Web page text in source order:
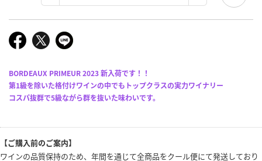
BORDEAUX PRIMEUR 2023 新入荷です！！
第1級を除いた格付けワインの中でもトップクラスの実力ワイナリー
コスパ抜群で5級ながら群を抜いた味わいです。
【ご購入前のご案内】
ワインの品質保持のため、年間を通じて全商品をクール便にて発送しており